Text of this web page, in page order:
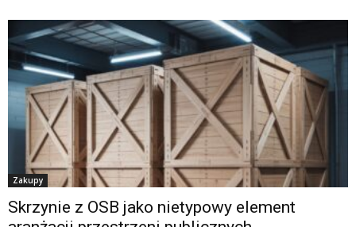
Zakupy
Skrzynie z OSB jako nietypowy element